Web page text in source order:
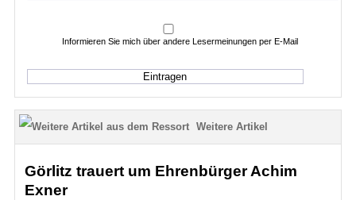
Informieren Sie mich über andere Lesermeinungen per E-Mail
Weitere Artikel
Görlitz trauert um Ehrenbürger Achim
Exner